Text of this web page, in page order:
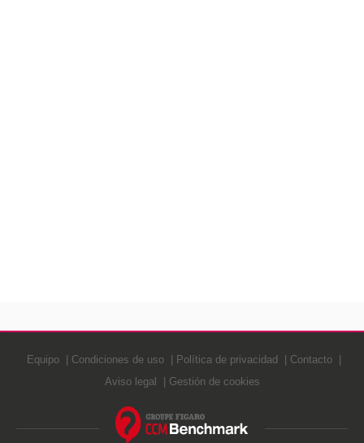
Equipo Condiciones de uso Política de privacidad
Contacto
Aviso legal
Gestión de cookies